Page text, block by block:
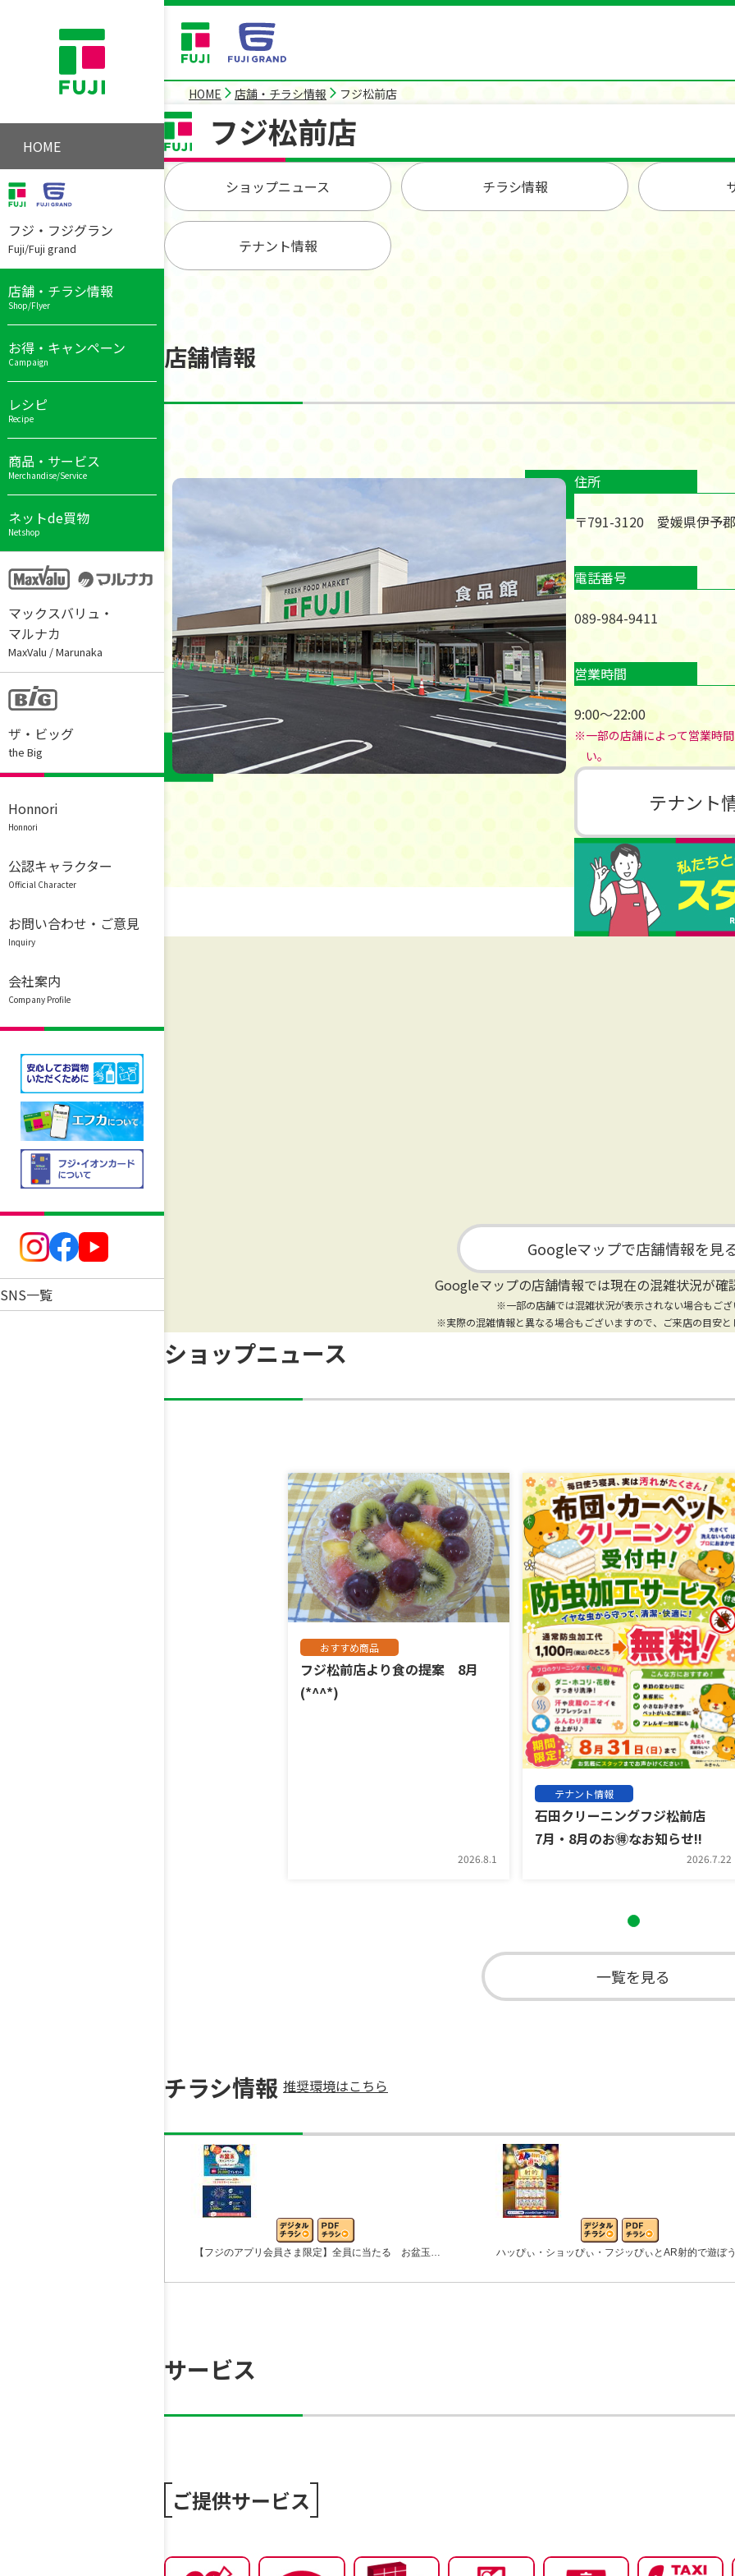
Honnori
Honnori
公認キャラクター
Official Character
お問い合わせ・ご意見
Inquiry
会社案内
Company Profile
SNS一覧
HOME
フジ・フジグラン
Fuji/Fuji grand
店舗・チラシ情報
Shop/Flyer
お得・キャンペーン
Campaign
レシピ
Recipe
商品・サービス
Merchandise/Service
ネットde買物
Netshop
マックスバリュ・
マルナカ
MaxValu / Marunaka
ザ・ビッグ
the Big
HOME 店舗・チラシ情報 フジ松前店
フジ松前店
ショップニュース チラシ情報
テナント情報
店舗情報
住所
〒791-3120 愛媛県伊予
電話番号
089-984-9411
営業時間
9:00～22:00
※一部の店舗によって営業時
い。
テナント
Googleマップで店舗情報を見
Googleマップの店舗情報では現在の混雑状況が確
※一部の店舗では混雑状況が表示されない場合もござ
※実際の混雑情報と異なる場合もございますので、ご来店の目安
ショップニュース
おすすめ商品
フジ松前店より食の提案 8月
(*^^*)
2026.8.1
テナント情報
石田クリーニングフジ松前店
7月・8月のお🉐なお知らせ‼️
2026.7.22
一覧を見る
チラシ情報 推奨環境はこちら
【フジのアプリ会員さま限定】全員に当たる お盆玉… ハッぴぃ・ショッぴぃ・フジッぴぃとAR射的で遊ぼ
サービス
ご提供サービス